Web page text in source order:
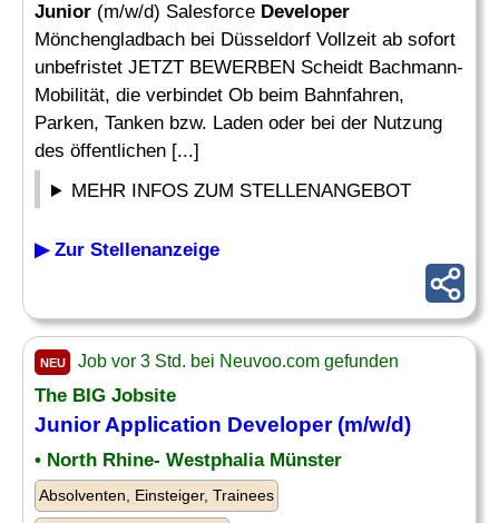
Junior (m/w/d) Salesforce Developer
Mönchengladbach bei Düsseldorf Vollzeit ab sofort
unbefristet JETZT BEWERBEN Scheidt Bachmann-
Mobilität, die verbindet Ob beim Bahnfahren,
Parken, Tanken bzw. Laden oder bei der Nutzung
des öffentlichen [...]
MEHR INFOS ZUM STELLENANGEBOT
▶ Zur Stellenanzeige
NEU Job vor 3 Std. bei Neuvoo.com gefunden
The BIG Jobsite
JuniorApplication Developer(m/w/d)
• North Rhine- Westphalia Münster
Absolventen, Einsteiger, Trainees